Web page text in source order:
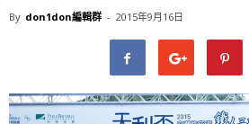
By don1don編輯群 - 2015年9月16日